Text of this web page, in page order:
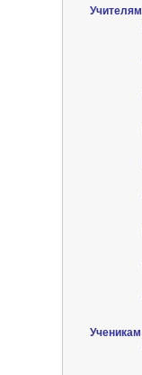
Учителям
Ученикам